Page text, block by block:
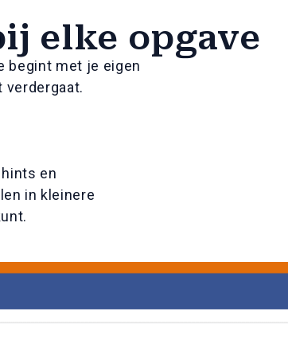
elke opgave
begint met je eigen
verdergaat.
en
in kleinere